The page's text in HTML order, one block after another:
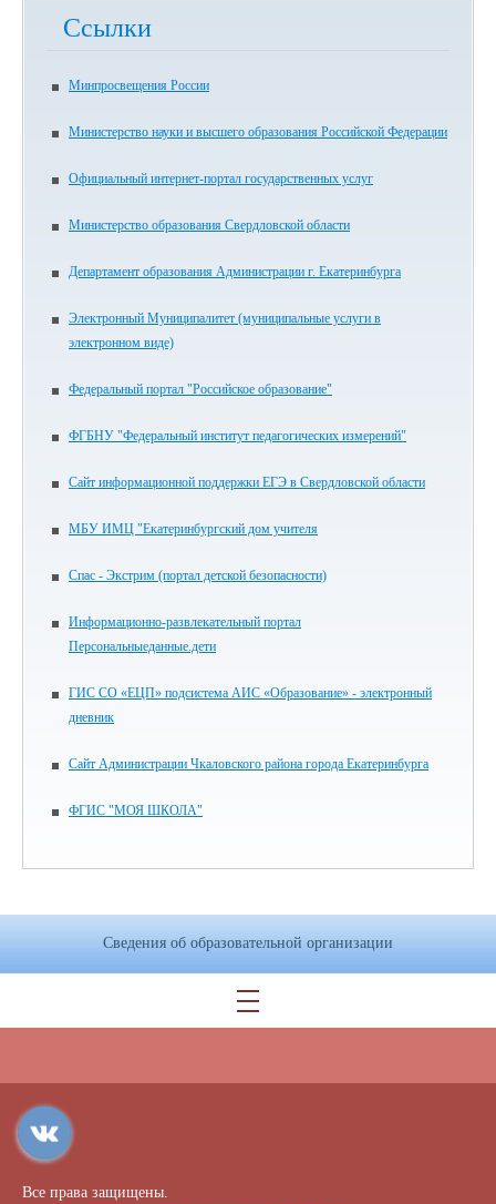
Ссылки
Минпросвещения России
Министерство науки и высшего образования Российской Федерации
Официальный интернет-портал государственных услуг
Министерство образования Свердловской области
Департамент образования Администрации г. Екатеринбурга
Электронный Муниципалитет (муниципальные услуги в
электронном виде)
Федеральный портал "Российское образование"
ФГБНУ "Федеральный институт педагогических измерений"
Сайт информационной поддержки ЕГЭ в Свердловской области
МБУ ИМЦ "Екатеринбургский дом учителя
Спас - Экстрим (портал детской безопасности)
Информационно-развлекательный портал
Персональныеданные.дети
ГИС СО «ЕЦП» подсистема АИС «Образование» - электронный
дневник
Сайт Администрации Чкаловского района города Екатеринбурга
ФГИС "МОЯ ШКОЛА"
Сведения об образовательной организации
Все права защищены.